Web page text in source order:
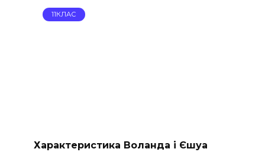
11КЛАС
Характеристика Воланда і Єшуа